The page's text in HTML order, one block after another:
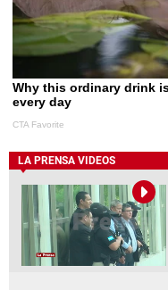
LA PRENSA VIDEOS